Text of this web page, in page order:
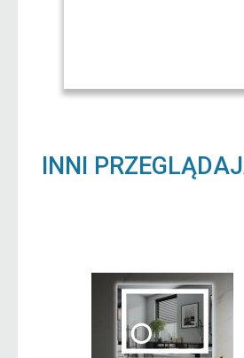
INNI